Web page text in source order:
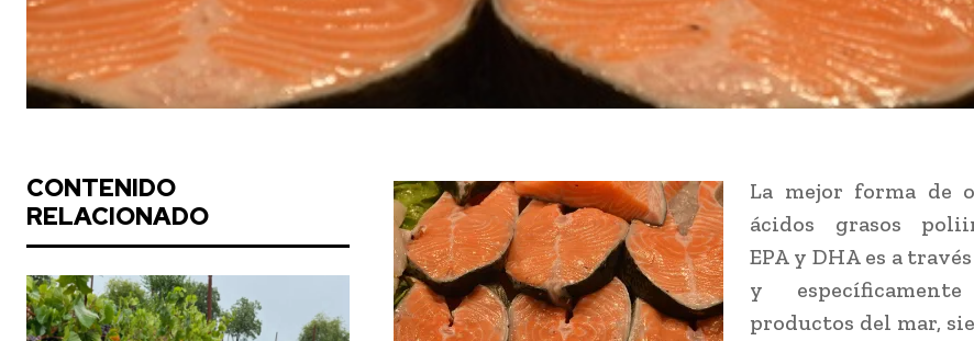
CONTENIDO
RELACIONADO
La mejor forma de
ácidos grasos
EPA y DHA es a
y
productos del mar,